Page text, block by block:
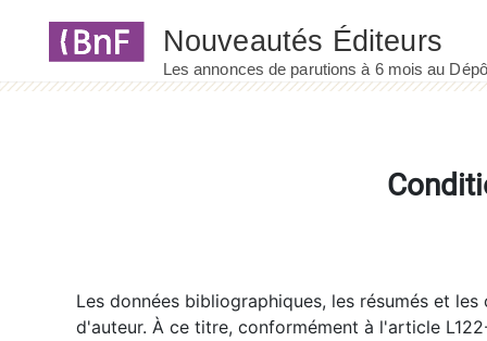
Les données bibliographiques, les résumés et
d'auteur. À ce titre, conformément à l'article